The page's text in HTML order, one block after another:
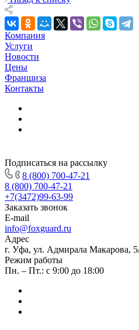
Компания
Услуги
Новости
Цены
Франшиза
Контакты
Подписаться на рассылку
8 (800) 700-47-21
8 (800) 700-47-21
+7(3472)99-63-99
Заказать звонок
E-mail
info@foxguard.ru
Адрес
г. Уфа, ул. Адмирала Макарова,
Режим работы
Пн. – Пт.: с 9:00 до 18:00